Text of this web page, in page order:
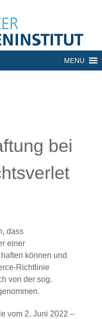
MENU
bei
dass
einer
können und
Richtlinie
von der sog.
vom 2. Juni 2022 –